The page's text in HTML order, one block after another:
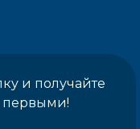
и получайте
первыми!